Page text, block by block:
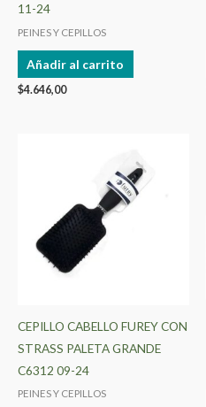
11-24
PEINES Y CEPILLOS
Añadir al carrito
$4.646,00
CEPILLO CABELLO FUREY CON
STRASS PALETA GRANDE
C6312 09-24
PEINES Y CEPILLOS